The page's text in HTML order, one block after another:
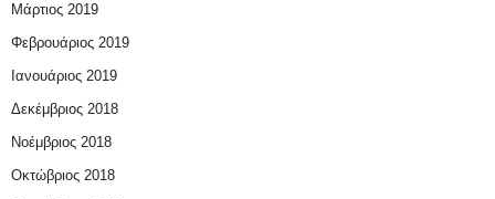
Μάρτιος 2019
Φεβρουάριος 2019
Ιανουάριος 2019
Δεκέμβριος 2018
Νοέμβριος 2018
Οκτώβριος 2018